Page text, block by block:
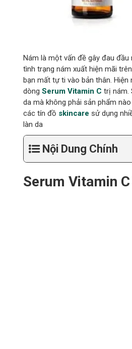
Nám là một vấn đề gây đau
tình trạng nám xuất hiện mãi
bạn mất tự ti vào bản thân.
dòng Serum Vitamin C trị nám.
da mà không phải sản phẩm
các tín đồ skincare sử dụng
làn da
Nội Dung Chính
Serum Vitamin